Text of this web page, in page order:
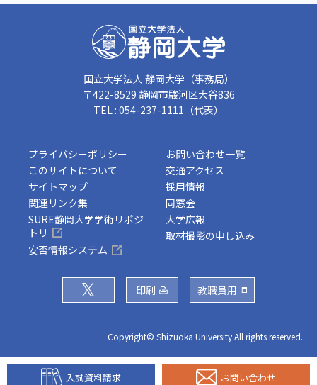
国立大学法人 静岡大学（事務局）
〒422-8529 静岡市駿河区大谷836
TEL : 054-237-1111（代表）
プライバシーポリシー
このサイトについて
サイトマップ
関連リンク集
お問い合わせ一覧
交通アクセス
採用情報
同窓会
SURE静岡大学学術リポジ
トリ
安否情報システム
大学広報
取材撮影の申し込み
印刷 教職員用
Copyright© Shizuoka University All rights reserved.
入試資料請求 お問い合わせ